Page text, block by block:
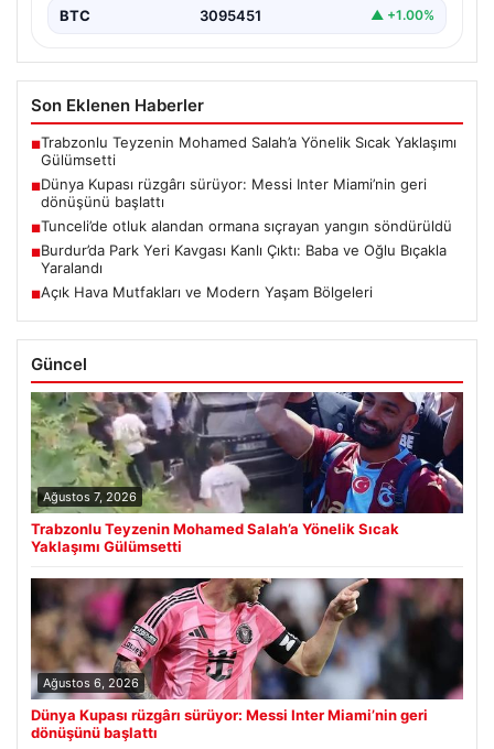
BTC 3095451 ▲ +1.00%
Son Eklenen Haberler
■Trabzonlu Teyzenin Mohamed Salah’a Yönelik Sıcak Yaklaşımı
Gülümsetti
■Dünya Kupası rüzgârı sürüyor: Messi Inter Miami’nin geri
dönüşünü başlattı
■Tunceli’de otluk alandan ormana sıçrayan yangın söndürüldü
■Burdur’da Park Yeri Kavgası Kanlı Çıktı: Baba ve Oğlu Bıçakla
Yaralandı
■Açık Hava Mutfakları ve Modern Yaşam Bölgeleri
Güncel
Ağustos 7, 2026
Trabzonlu Teyzenin Mohamed Salah’a Yönelik Sıcak
Yaklaşımı Gülümsetti
Ağustos 6, 2026
Dünya Kupası rüzgârı sürüyor: Messi Inter Miami’nin geri
dönüşünü başlattı